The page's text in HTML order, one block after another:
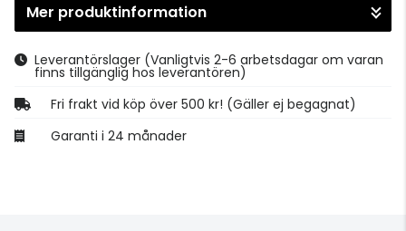
Gå till kassan
Mer produktinformation
Leverantörslager (Vanligtvis 2-6 arbetsdagar om varan
finns tillgänglig hos leverantören)
Fri frakt vid köp över 500 kr! (Gäller ej begagnat)
Garanti i 24 månader